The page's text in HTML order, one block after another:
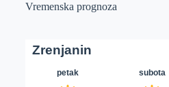
Vremenska prognoza